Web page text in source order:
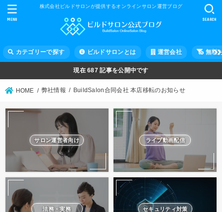
株式会社ビルドサロンが提供するオンラインサロン運営ブログ
カテゴリーで探す ビルドサロンとは 運営会社 無料
SEARCH
MENU
現在687 記事を公開中です
HOME 弊社情報 BuildSalon合同会社 本店移転のお知らせ
サロン運営者向け ライブ動画配信
法務・実務 セキュリティ対策